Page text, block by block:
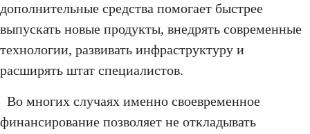
дополнительные средства помогает быстрее
выпускать новые продукты, внедрять современные
технологии, развивать инфраструктуру и
расширять штат специалистов.
Во многих случаях именно своевременное
финансирование позволяет не откладывать